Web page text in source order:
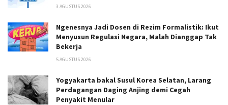
3 AGUSTUS 2026
Ngenesnya Jadi Dosen di Rezim Formalistik: Ikut
Menyusun Regulasi Negara, Malah Dianggap Tak
Bekerja
5 AGUSTUS 2026
Yogyakarta bakal Susul Korea Selatan, Larang
Perdagangan Daging Anjing demi Cegah
Penyakit Menular